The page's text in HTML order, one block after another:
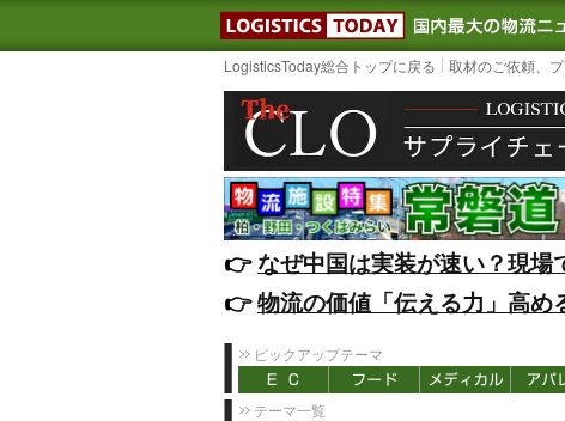
LOGISTICS
LogisticsToday総合トップに戻る 取材のご依頼、
👉️なぜ中国は実装が速い？現場
👉️物流の価値「伝える力」高
ピックアップテーマ
テーマ一覧